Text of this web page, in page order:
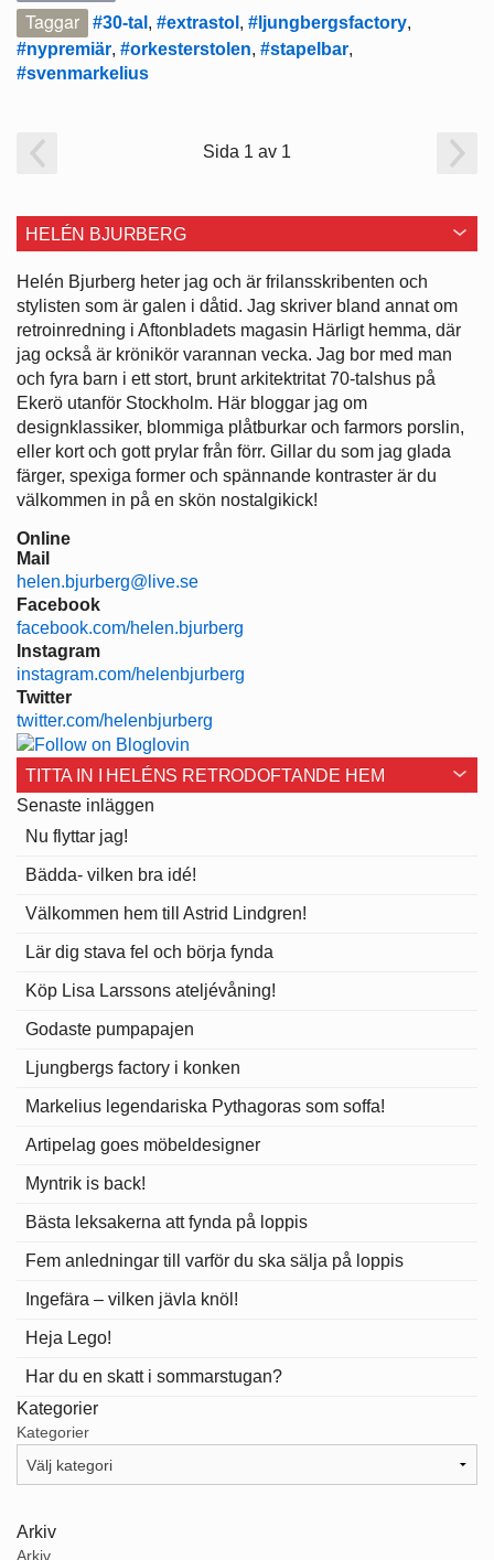
Taggar #30-tal , #extrastol , #ljungbergsfactory,
#nypremiär, #orkesterstolen, #stapelbar,
#svenmarkelius
Sida 1 av 1
HELÉN BJURBERG
Helén Bjurberg heter jag och är frilansskribenten och
stylisten som är galen i dåtid. Jag skriver bland annat om
retroinredning i Aftonbladets magasin Härligt hemma, där
jag också är krönikör varannan vecka. Jag bor med man
och fyra barn i ett stort, brunt arkitektritat 70-talshus på
Ekerö utanför Stockholm. Här bloggar jag om
designklassiker, blommiga plåtburkar och farmors porslin,
eller kort och gott prylar från förr. Gillar du som jag glada
färger, spexiga former och spännande kontraster är du
välkommen in på en skön nostalgikick!
Online
Mail
helen.bjurberg@live.se
Facebook
facebook.com/helen.bjurberg
Instagram
instagram.com/helenbjurberg
Twitter
twitter.com/helenbjurberg
TITTA IN I HELÉNS RETRODOFTANDE HEM
Senaste inläggen
Nu flyttar jag!
Bädda- vilken bra idé!
Välkommen hem till Astrid Lindgren!
Lär dig stava fel och börja fynda
Köp Lisa Larssons ateljévåning!
Godaste pumpapajen
Ljungbergs factory i konken
Markelius legendariska Pythagoras som soffa!
Artipelag goes möbeldesigner
Myntrik is back!
Bästa leksakerna att fynda på loppis
Fem anledningar till varför du ska sälja på loppis
Ingefära – vilken jävla knöl!
Heja Lego!
Har du en skatt i sommarstugan?
Kategorier
Kategorier
Arkiv
Arkiv